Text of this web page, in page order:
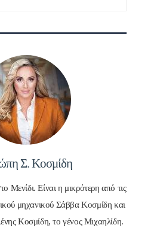
Σ. Κοσμίδη
Μενίδι. Είναι η μικρότερη από τις
μηχανικού Σάββα Κοσμίδη και
Κοσμίδη, το γένος Μιχαηλίδη.